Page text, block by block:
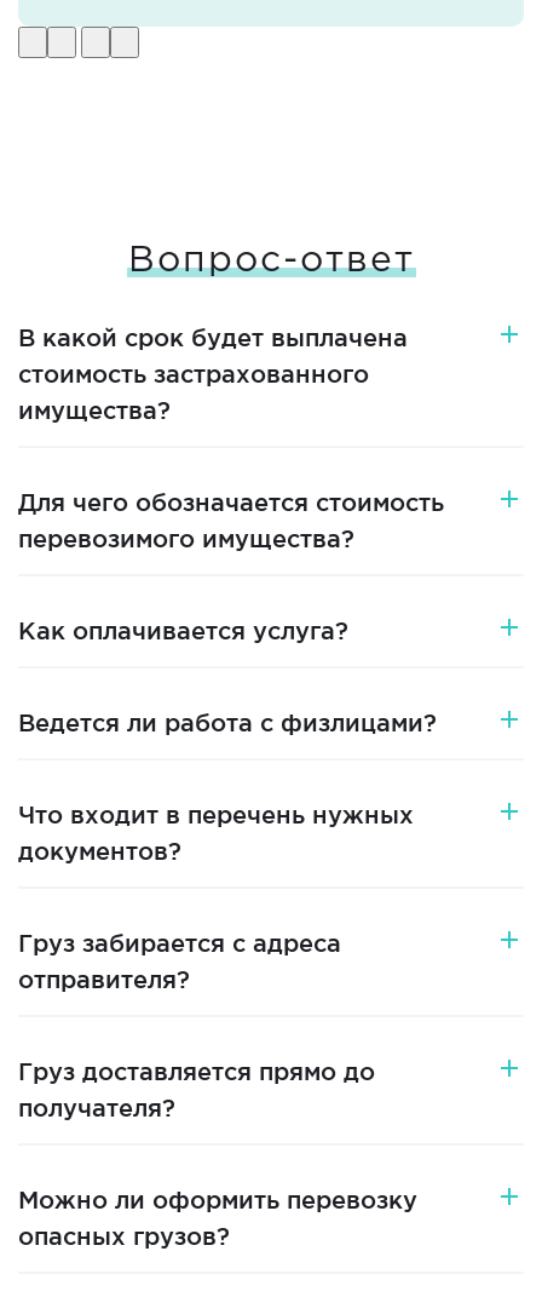
виде.
Вопрос-ответ
В какой срок будет выплачена
стоимость застрахованного
имущества?
Для чего обозначается стоимость
перевозимого имущества?
Как оплачивается услуга?
Ведется ли работа с физлицами?
Что входит в перечень нужных
документов?
Груз забирается с адреса
отправителя?
Груз доставляется прямо до
получателя?
Можно ли оформить перевозку
опасных грузов?